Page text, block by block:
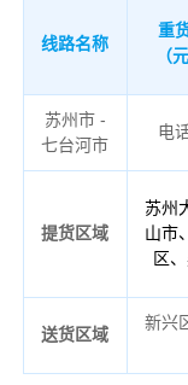
线路名称
重
（
苏州市 -
七台河市
电
提货区域
苏州
山市
区
送货区域
新兴